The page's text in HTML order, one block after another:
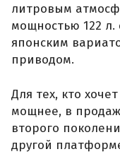
литровым
мощностью 122 л.
японским
приводом.
Для тех, кто
мощнее, в
второго
другой